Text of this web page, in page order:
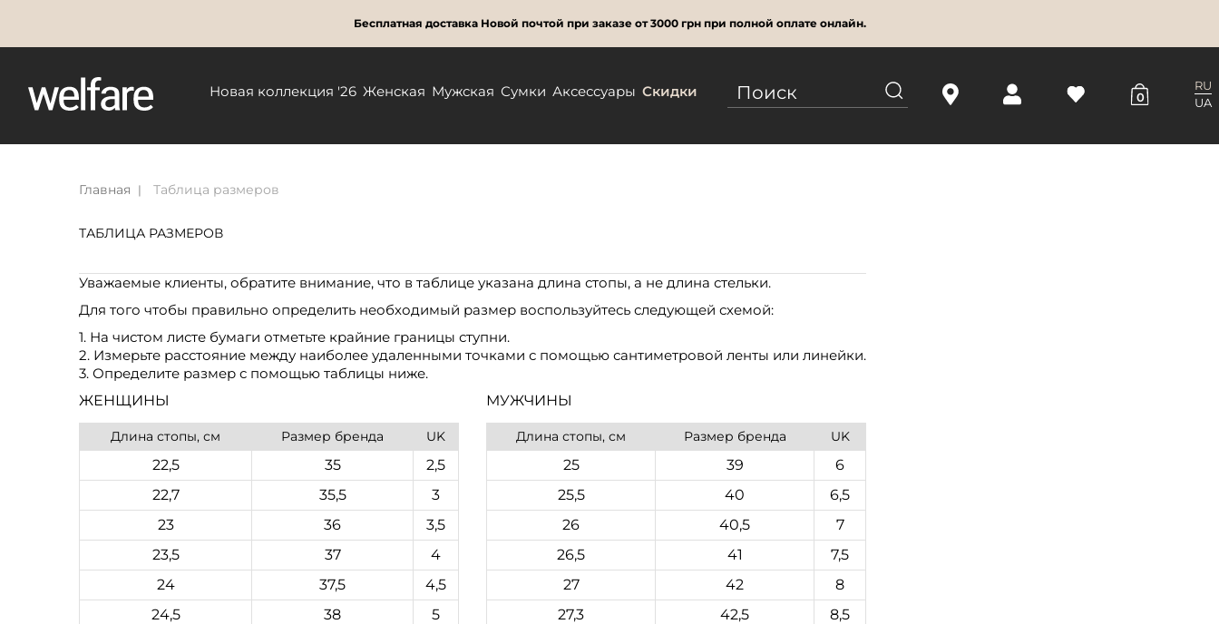
Бесплатная доставка Новой почтой при заказе от 3000 грн при полной оплате онлайн.
Новая коллекция '26 Женская Мужская Сумки Аксессуары Скидки 0
RU
UA
Главная Таблица размеров
ТАБЛИЦА РАЗМЕРОВ
Уважаемые клиенты, обратите внимание, что в таблице указана длина стопы, а не длина стельки.
Для того чтобы правильно определить необходимый размер воспользуйтесь следующей схемой:
1. На чистом листе бумаги отметьте крайние границы ступни.
2. Измерьте расстояние между наиболее удаленными точками с помощью сантиметровой ленты или линейки.
3. Определите размер с помощью таблицы ниже.
ЖЕНЩИНЫ
Длина стопы, см Размер бренда UK
22,5 35
2,5
22,7
35,5
3
23
36
3,5
23,5
37
4
24
37,5
4,5
24,5
38
5
МУЖЧИНЫ
Длина стопы, см Размер бренда UK
25 39
6
25,5
40
6,5
26
40,5
7
26,5
41
7,5
27
42
8
27,3
42,5
8,5